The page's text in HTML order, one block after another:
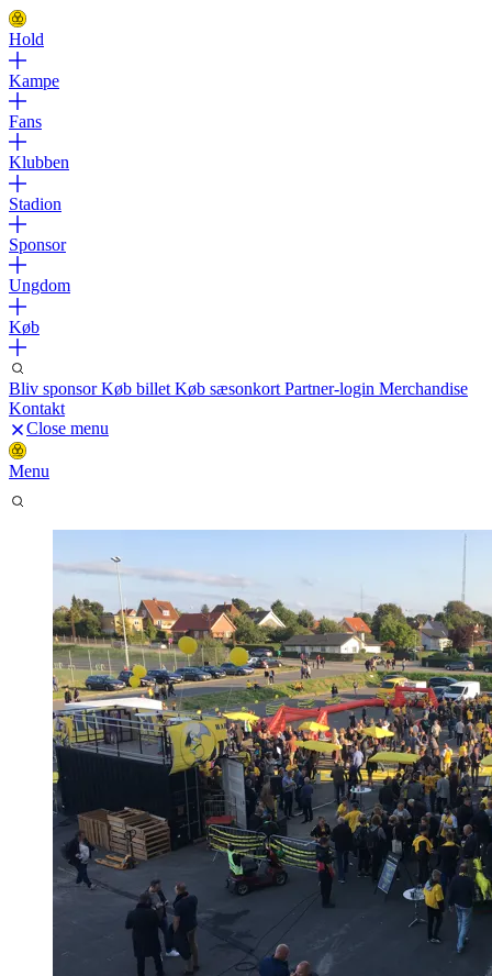
Hold
Kampe
Fans
Klubben
Stadion
Sponsor
Ungdom
Køb
Bliv sponsorKøb billet Køb sæsonkort Partner-login Merchandise
Kontakt
Close menu
Menu